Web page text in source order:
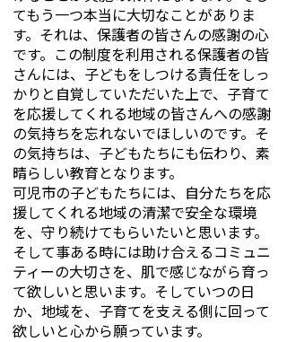
てもう一つ本当に大切なことがありま
す。それは、保護者の皆さんの感謝の心
です。この制度を利用される保護者の皆
さんには、子どもをしつける責任をしっ
かりと自覚していただいた上で、子育て
を応援してくれる地域の皆さんへの感謝
の気持ちを忘れないでほしいのです。そ
の気持ちは、子どもたちにも伝わり、素
晴らしい教育となります。
可児市の子どもたちには、自分たちを応
援してくれる地域の清潔で安全な環境
を、守り続けてもらいたいと思います。
そして事ある時には助け合えるコミュニ
ティーの大切さを、肌で感じながら育っ
て欲しいと思います。そしていつの日
か、地域を、子育てを支える側に回って
欲しいと心から願っています。